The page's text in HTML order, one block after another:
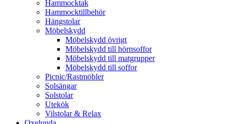
Hammocktak
Hammocktillbehör
Hängstolar
Möbelskydd
Möbelskydd övrigt
Möbelskydd till hörnsoffor
Möbelskydd till matgrupper
Möbelskydd till soffor
Picnic/Rastmöbler
Solsängar
Solstolar
Utekök
Vilstolar & Relax